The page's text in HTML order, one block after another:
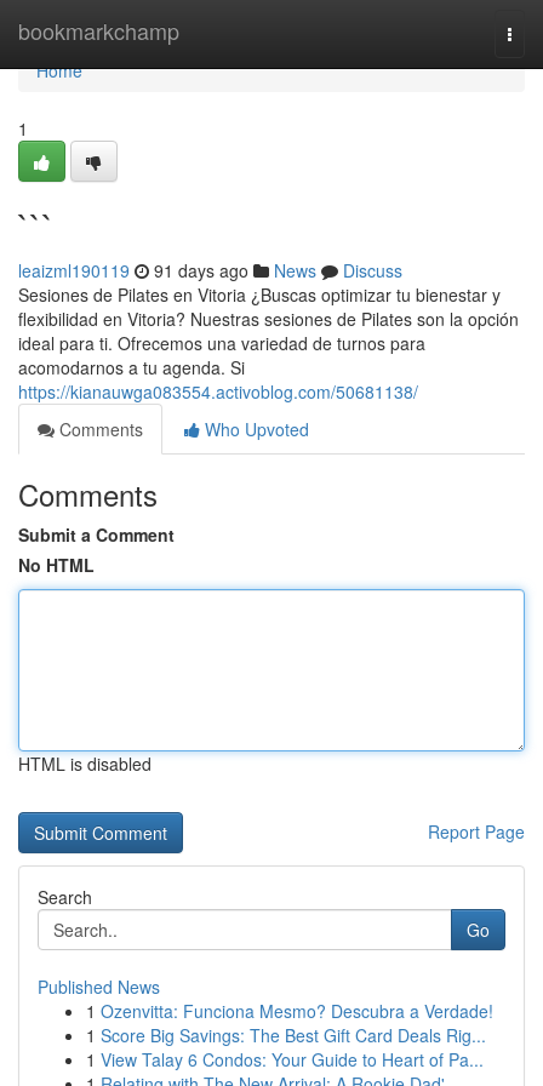
bookmarkchamp
Home
Home
1
```
leaizml190119 91 days ago News
Discuss
Sesiones de Pilates en Vitoria ¿Buscas optimizar tu bienestar y
flexibilidad en Vitoria? Nuestras sesiones de Pilates son la opción
ideal para ti. Ofrecemos una variedad de turnos para
acomodarnos a tu agenda. Si
https://kianauwga083554.activoblog.com/50681138/
Comments
Who Upvoted
Comments
Submit a Comment
No HTML
HTML is disabled
Report Page
Search
Go
Published News
1 Ozenvitta: Funciona Mesmo? Descubra a Verdade!
1 Score Big Savings: The Best Gift Card Deals Rig...
1 View Talay 6 Condos: Your Guide to Heart of Pa...